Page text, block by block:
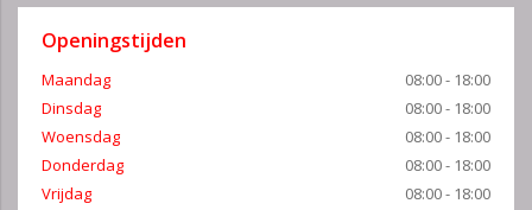
Openingstijden
Maandag
08:00 - 18:00
Dinsdag
08:00 - 18:00
Woensdag
08:00 - 18:00
Donderdag
08:00 - 18:00
Vrijdag
08:00 - 18:00